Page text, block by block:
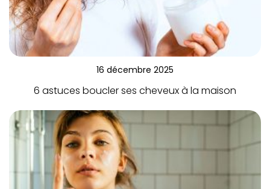
16 décembre 2025
6 astuces boucler ses cheveux à la maison